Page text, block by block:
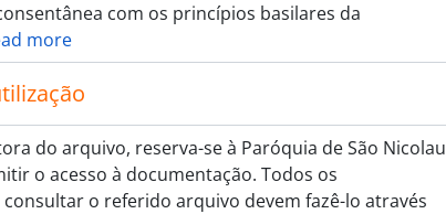
com os princípios basilares da
more
do arquivo, reserva-se à Paróquia de São Nicolau
o acesso à documentação. Todos os
o referido arquivo devem fazê-lo através